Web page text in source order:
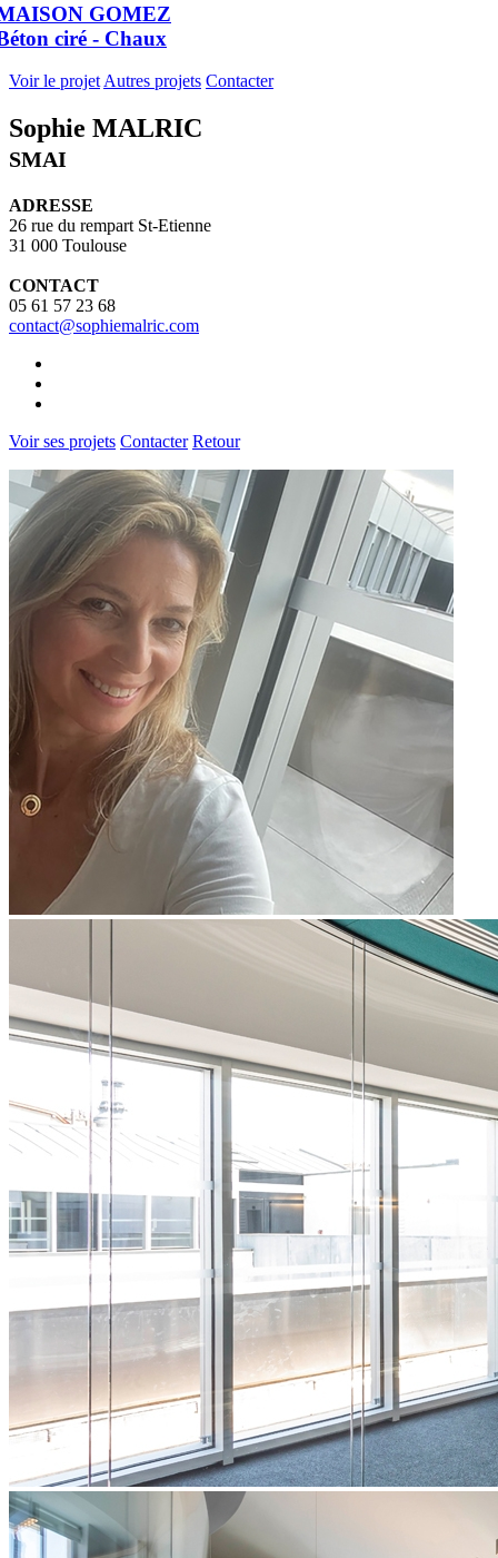
GOMEZ
ciré - Chaux
Voir le projet Autres projets Contacter
Sophie MALRIC
SMAI
ADRESSE
26 rue du rempart St-Etienne
31 000 Toulouse
CONTACT
05 61 57 23 68
contact@sophiemalric.com
Voir ses projets Contacter Retour